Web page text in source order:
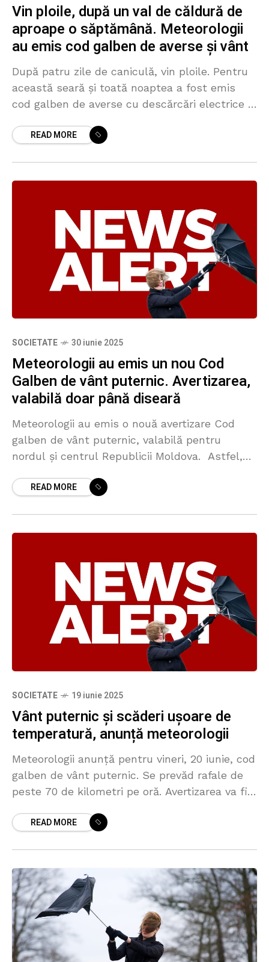
Vin ploile, după un val de căldură de
aproape o săptămână. Meteorologii
au emis cod galben de averse și vânt
După patru zile de caniculă, vin ploile. Pentru
această seară și toată noaptea a fost emis
cod galben de averse cu descărcări electrice și
READ MORE
SOCIETATE 30 iunie 2025
Meteorologii au emis un nou Cod
Galben de vânt puternic. Avertizarea,
valabilă doar până diseară
Meteorologii au emis o nouă avertizare Cod
galben de vânt puternic, valabilă pentru
nordul și centrul Republicii Moldova. Astfel,
prevăd intensificări ale vântului
READ MORE
SOCIETATE 19 iunie 2025
Vânt puternic și scăderi ușoare de
temperatură, anunță meteorologii
Meteorologii anunță pentru vineri, 20 iunie, cod
galben de vânt puternic. Se prevăd rafale de
peste 70 de kilometri pe oră. Avertizarea va fi
READ MORE